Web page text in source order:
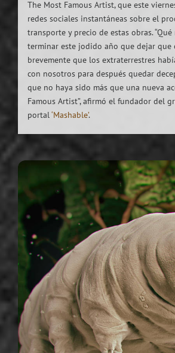
The Most Famous Artist, que este
redes sociales instantáneas sobre el
transporte y precio de estas obras.
terminar este jodido año que dejar que
brevemente que los extraterrestres
con nosotros para después quedar
que no haya sido más que una nueva
Famous Artist”, afirmó el fundador del
portal‘Mashable’.